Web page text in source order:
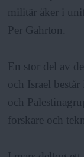
militär åker i
Per Gahrton.
En stor del av
och Israel
och
forskare och